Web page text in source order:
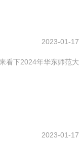
2023-01-17
看下2024年华东师范大
2023-01-17